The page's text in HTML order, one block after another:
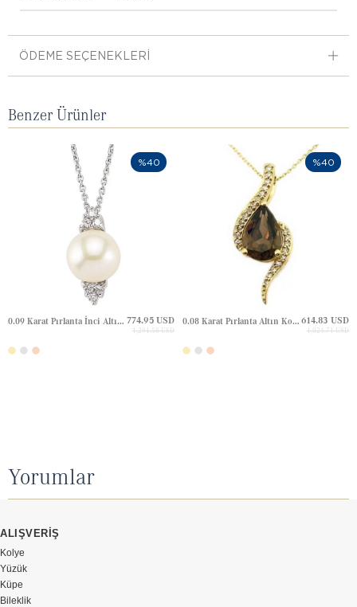
ÖDEME SEÇENEKLERI
Benzer Ürünler
0.09 Karat Pırlanta İnci Altın Kolye 774.95 USD
1,291.58 USD
%40
0.08 Karat Pırlanta Altın Kolye 614.83 USD
1,024.71 USD
%40
Yorumlar
ALIŞVERİŞ
Kolye
Yüzük
Küpe
Bileklik